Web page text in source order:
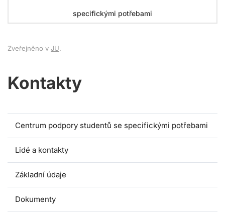
specifickými potřebami
Zveřejněno v JU.
Kontakty
Centrum podpory studentů se specifickými potřebami
Lidé a kontakty
Základní údaje
Dokumenty